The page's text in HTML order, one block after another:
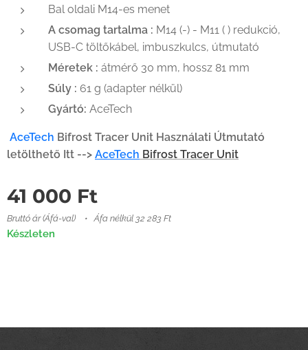
Bal oldali M14-es menet
A csomag tartalma : M14 (-) - M11 ( ) redukció,
USB-C töltőkábel, imbuszkulcs, útmutató
Méretek : átmérő 30 mm, hossz 81 mm
Súly : 61 g (adapter nélkül)
Gyártó: AceTech
AceTech Bifrost Tracer Unit Használati Útmutató
letölthető Itt --> AceTech Bifrost Tracer Unit
41 000 Ft
Bruttó ár (Áfá-val) Áfa nélkül 32 283 Ft
Készleten